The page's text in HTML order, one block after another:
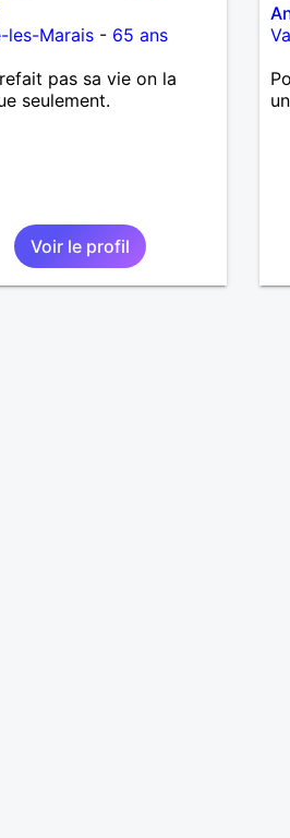
les-Marais- 65 ans
pas sa vie on la
seulement.
Voir le profil